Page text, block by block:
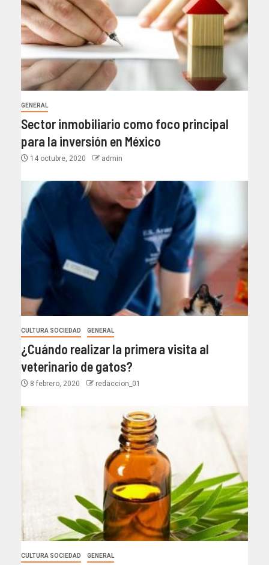
GENERAL
Sector inmobiliario como foco principal
para la inversión en México
14 octubre, 2020 admin
CULTURA SOCIEDAD GENERAL
¿Cuándo realizar la primera visita al
veterinario de gatos?
8 febrero, 2020 redaccion_01
CULTURA SOCIEDAD GENERAL